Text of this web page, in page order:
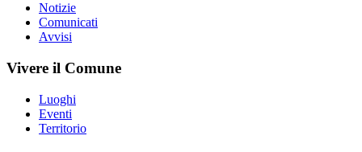
Notizie
Comunicati
Avvisi
Vivere il Comune
Luoghi
Eventi
Territorio